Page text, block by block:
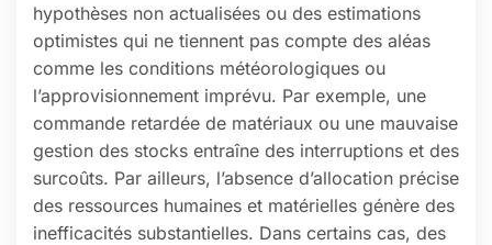
hypothèses non actualisées ou des estimations
optimistes qui ne tiennent pas compte des aléas
comme les conditions météorologiques ou
l’approvisionnement imprévu. Par exemple, une
commande retardée de matériaux ou une mauvaise
gestion des stocks entraîne des interruptions et des
surcoûts. Par ailleurs, l’absence d’allocation précise
des ressources humaines et matérielles génère des
inefficacités substantielles. Dans certains cas, des